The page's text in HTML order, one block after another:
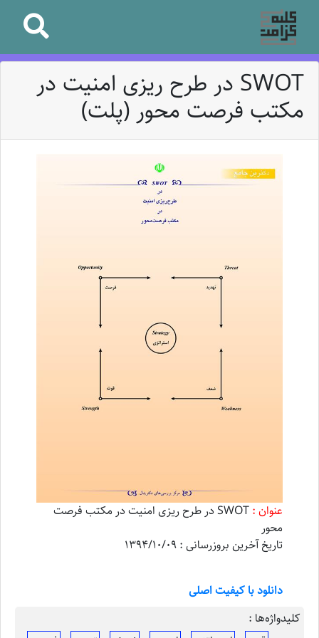
SWOT در طرح ریزی امنیت در
مکتب فرصت محور (پلت)
عنوان :
SWOT در طرح ریزی امنیت در مکتب فرصت
محور
تاریخ آخرین بروزرسانی : 1394/10/09
دانلود با کیفیت اصلی
کلیدواژه‌ها :